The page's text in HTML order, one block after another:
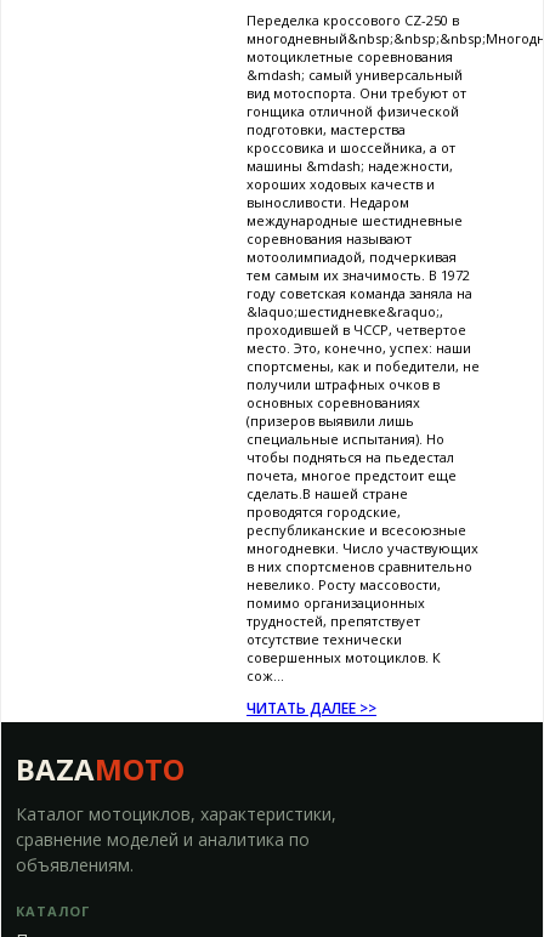
Переделка кроссового CZ-250 в
мотоциклетные соревнования
&mdash; самый универсальный
вид мотоспорта. Они требуют от
гонщика отличной физической
подготовки, мастерства
кроссовика и шоссейника, а от
машины &mdash; надежности,
хороших ходовых качеств и
выносливости. Недаром
международные шестидневные
соревнования называют
мотоолимпиадой, подчеркивая
тем самым их значимость. В 1972
году советская команда заняла на
&laquo;шестидневке&raquo;,
проходившей в ЧССР, четвертое
место. Это, конечно, успех: наши
спортсмены, как и победители, не
получили штрафных очков в
основных соревнованиях
(призеров выявили лишь
специальные испытания). Но
чтобы подняться на пьедестал
почета, многое предстоит еще
сделать.В нашей стране
проводятся городские,
республиканские и всесоюзные
многодневки. Число участвующих
в них спортсменов сравнительно
невелико. Росту массовости,
помимо организационных
трудностей, препятствует
отсутствие технически
совершенных мотоциклов. К
сож...
ЧИТАТЬ ДАЛЕЕ >>
BAZAMOTO
Каталог мотоциклов, характеристики,
сравнение моделей и аналитика по
объявлениям.
КАТАЛОГ